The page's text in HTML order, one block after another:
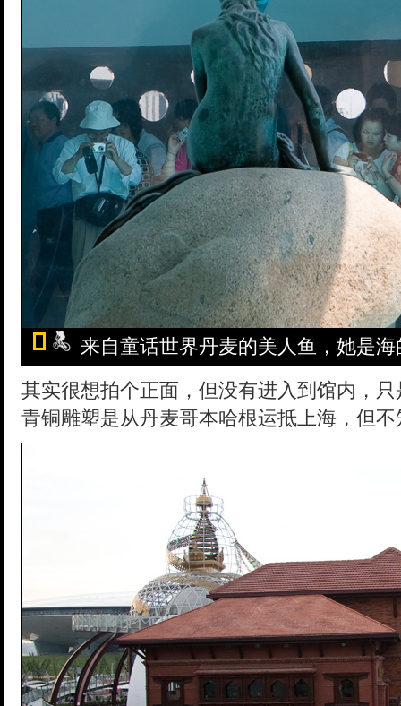
来自童话世界丹麦的美人鱼，她是海
其实很想拍个正面，但没有进入到馆内，
青铜雕塑是从丹麦哥本哈根运抵上海，但